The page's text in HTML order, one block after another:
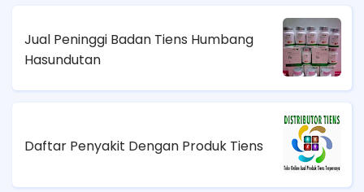
Jual Peninggi Badan Tiens Humbang
Hasundutan
Daftar Penyakit Dengan Produk Tiens